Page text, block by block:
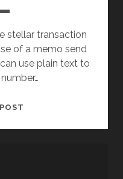
stellar transaction
of a memo send
use plain text to